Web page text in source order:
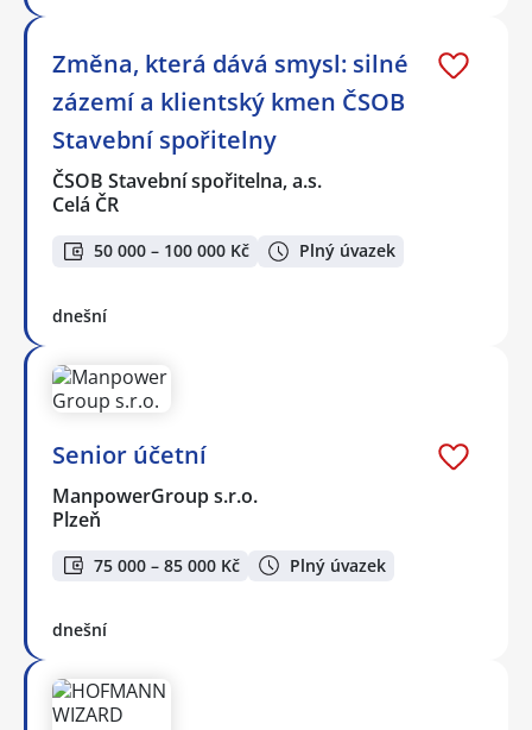
Změna, která dává smysl: silné
zázemí a klientský kmen ČSOB
Stavební spořitelny
ČSOB Stavební spořitelna, a.s.
Celá ČR
50 000 – 100 000 Kč Plný úvazek
dnešní
Senior účetní
ManpowerGroup s.r.o.
Plzeň
75 000 – 85 000 Kč Plný úvazek
dnešní